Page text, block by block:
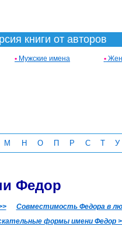
книги от авторов
• Мужские имена •
М Н О П Р С Т У
Федор
Совместимость Федора в
формы имени Федор